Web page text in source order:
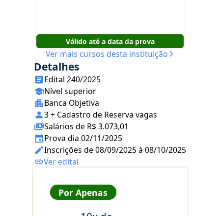
Válido até a data da prova
Ver mais cursos desta instituição
Detalhes
Edital 240/2025
Nível superior
Banca Objetiva
3 + Cadastro de Reserva vagas
Salários de R$ 3.073,01
Prova dia 02/11/2025
Inscrições de 08/09/2025 à 08/10/2025
Ver edital
Por Apenas